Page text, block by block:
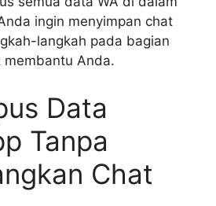
ingin menyimpan chat
langkah pada bagian
Anda.
Data
Tanpa
Chat